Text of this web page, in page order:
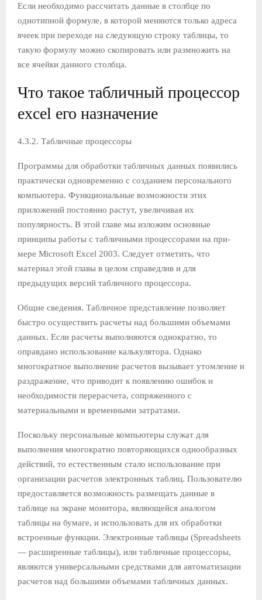
Если необходимо рассчитать данные в столбце по
однотипной формуле, в которой меняются только адреса
ячеек при переходе на следующую строку таблицы, то
такую формулу можно скопировать или размножить на
все ячейки данного столбца.
Что такое табличный процессор
excel его назначение
4.3.2. Табличные процессоры
Программы для обработки табличных данных появились
прак­тически одновременно с созданием персонального
компьютера. Функциональные возможности этих
приложений постоянно ра­стут, увеличивая их
популярность. В этой главе мы изложим основные
принципы работы с табличными процессорами на при­
мере Microsoft Excel 2003. Следует отметить, что
материал этой главы в целом справедлив и для
предыдущих версий таблично­го процессора.
Общие сведения. Табличное представление позволяет
быстро осуществить рас­четы над большими объемами
данных. Если расчеты выполня­ются однократно, то
оправдано использование калькулятора. Од­нако
многократное выполнение расчетов вызывает утомление и
раздражение, что приводит к появлению ошибок и
необходимо­сти перерасчета, сопряженного с
материальными и временными затратами.
Поскольку персональные компьютеры служат для
выполне­ния многократно повторяющихся однообразных
действий, то ес­тественным стало использование при
организации расчетов элек­тронных таблиц. Пользователю
предоставляется возможность размещать данные в
таблице на экране монитора, являющейся аналогом
таблицы на бумаге, и использовать для их обработки
встроенные функции. Электронные таблицы (Spreadsheets
— рас­ширенные таблицы), или табличные процессоры,
являются уни­версальными средствами для автоматизации
расчетов над боль­шими объемами табличных данных.